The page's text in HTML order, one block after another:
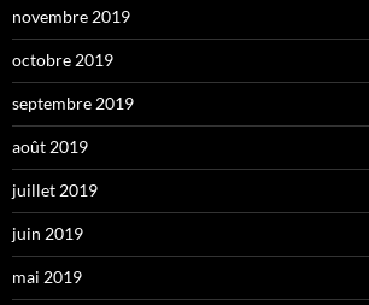
novembre 2019
octobre 2019
septembre 2019
août 2019
juillet 2019
juin 2019
mai 2019